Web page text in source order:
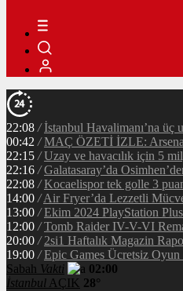
22:08 / İstanbul Havalimanı’na üç
00:42 / MAÇ ÖZETİ İZLE:
22:15 / Uzay ve havacılık için 5
22:16 / Galatasaray’da
22:08 / Kocaelispor tek golle 3
14:00 / Air Fryer’da Lezzetli
13:00 / Ekim 2024 PlayStation
12:00 / Tomb Raider IV-V-VI
20:00 / 2si1 Haftalık Magazin
19:00 / Epic Games Ücretsiz Oyun
Sabah Vakti
02:00
İstanbul AÇIK 28°